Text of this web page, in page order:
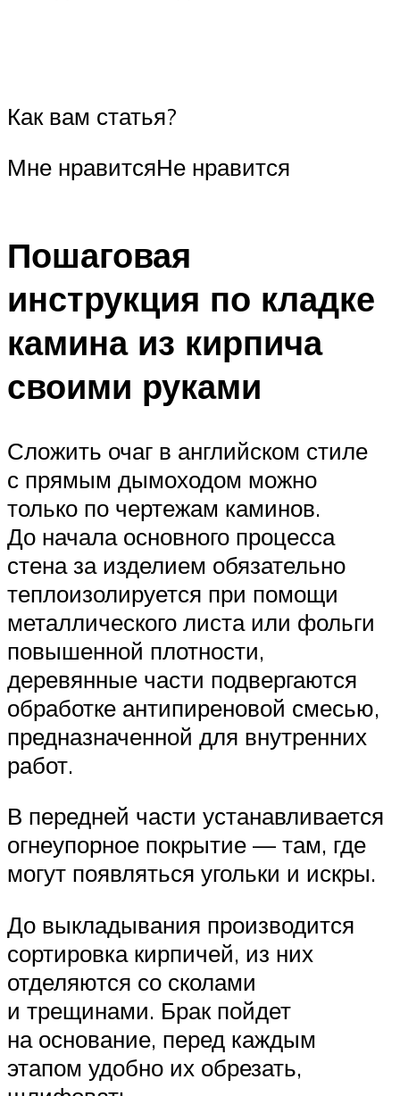
Как вам статья?
Мне нравитсяНе нравится
Пошаговая
инструкция по кладке
камина из кирпича
своими руками
Сложить очаг в английском стиле
с прямым дымоходом можно
только по чертежам каминов.
До начала основного процесса
стена за изделием обязательно
теплоизолируется при помощи
металлического листа или фольги
повышенной плотности,
деревянные части подвергаются
обработке антипиреновой смесью,
предназначенной для внутренних
работ.
В передней части устанавливается
огнеупорное покрытие — там, где
могут появляться угольки и искры.
До выкладывания производится
сортировка кирпичей, из них
отделяются со сколами
и трещинами. Брак пойдет
на основание, перед каждым
этапом удобно их обрезать,